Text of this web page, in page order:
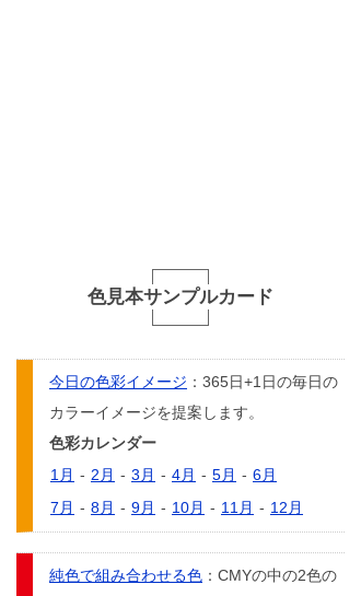
色見本サンプルカード
今日の色彩イメージ ：365日+1日の毎日の
カラーイメージを提案します。
色彩カレンダー
1月 - 2月 - 3月 - 4月 - 5月 - 6月
7月 - 8月 - 9月 - 10月 - 11月 - 12月
純色で組み合わせる色 ：CMYの中の2色の